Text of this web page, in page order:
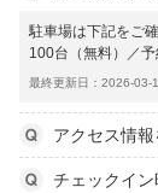
駐車場は下記をご
100台（無料）／
最終更新日：2026-03-
アクセス情報
チェックイ